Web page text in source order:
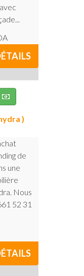
)
de
une
Nous
52 31